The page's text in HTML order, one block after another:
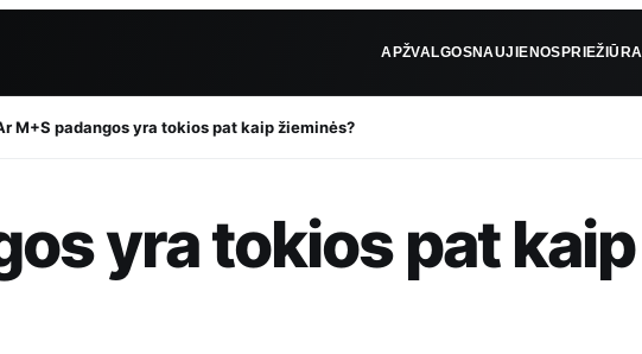
APŽVALGOSNAUJIENOSPRIEŽIŪRA
M+S padangos yra tokios pat kaip žieminės?
yra tokios pat kaip